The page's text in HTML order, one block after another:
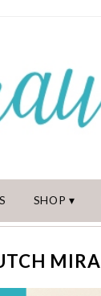
SHOP
MIRA